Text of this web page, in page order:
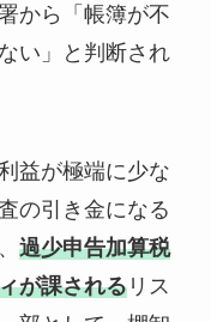
から「帳簿が不
い」と判断され
益が極端に少な
の引き金になる
過少申告加算税
が課されるリス